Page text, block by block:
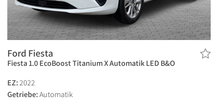
Ford Fiesta
Fiesta 1.0 EcoBoost Titanium X Automatik LED B&O
EZ:2022
Getriebe:Automatik